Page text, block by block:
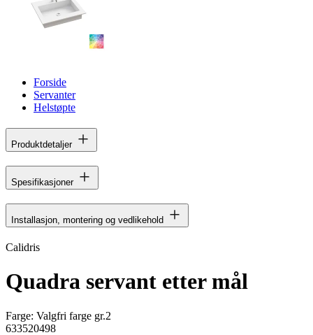
Forside
Servanter
Helstøpte
Produktdetaljer
Spesifikasjoner
Installasjon, montering og vedlikehold
Calidris
Quadra servant etter mål
Farge: Valgfri farge gr.2
633520498